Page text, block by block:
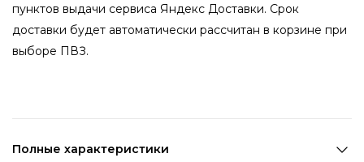
пунктов выдачи сервиса Яндекс Доставки. Срок
доставки будет автоматически рассчитан в корзине при
выборе ПВЗ.
Полные характеристики